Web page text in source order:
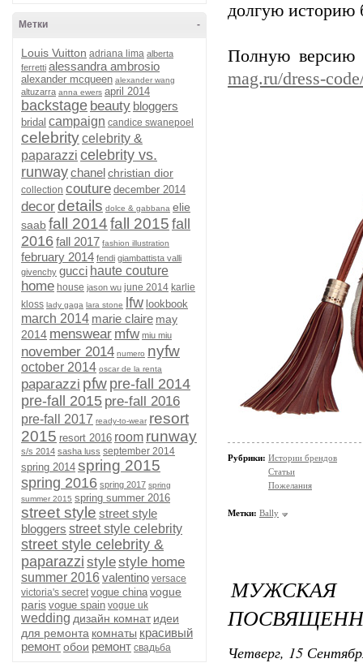
-
Метки
Louis Vuitton adriana lima alberta
ferretti alessandra ambrosio
alexander mcqueen alexander wang
altuzarra anna ewers april 2014
backstage beauty bloggers
bridal campaign candice swanepoel
celebritycelebrity &
paparazzi celebrity vs.
runwaychanelchristian dior
collection couture december 2014
decordetails dolce & gabbana elie
saabfall 2014fall 2015 fall
2016fall 2017 fashion illustration
february 2014 fendi giambattista valli
givenchy gucci haute couture
home house jason wu june 2014 karlie
kloss lady gaga lara stone lfw lookbook
march 2014 marie claire may
2014 menswear mfw miu miu
november 2014 numero nyfw
october 2014 oscar de la renta
paparazzi pfw pre-fall 2014
pre-fall 2015 pre-fall 2016
pre-fall 2017 ready-to-wear resort
2015 resort 2016 room runway
s/s 2014 sasha luss september 2014
spring 2014 spring 2015
spring 2016 spring 2017 spring
summer 2015 spring summer 2016
street style street style
bloggers street style celebrity
street style celebrity &
paparazzi stylestyle home
summer 2016 valentino versace
victoria's secret vogue china vogue
paris vogue spain vogue uk
wedding дизайн комнат идеи
для ремонта комнаты красивый
ремонтобои ремонт свадьба
долгую историю
Полную версию
mag.ru/dress-
Рубрики: Истории брендов
Статьи
Пожелания
Метки: Bally
Четверг, 15